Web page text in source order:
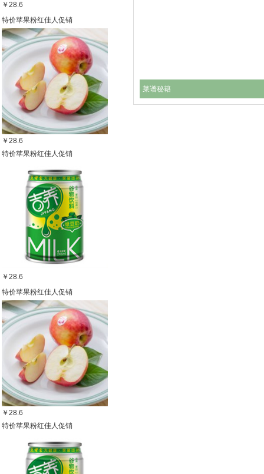
￥28.6
特价苹果粉红佳人促销
￥28.6
特价苹果粉红佳人促销
￥28.6
特价苹果粉红佳人促销
￥28.6
特价苹果粉红佳人促销
菜谱秘籍